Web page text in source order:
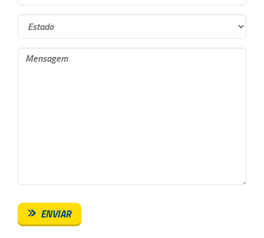
ENVIAR